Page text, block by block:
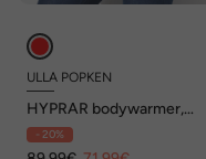
ULLA POPKEN
HYPRAR bodywarmer,
waterafstotend, opstaande
kraag, 2-wegrits
- 20%